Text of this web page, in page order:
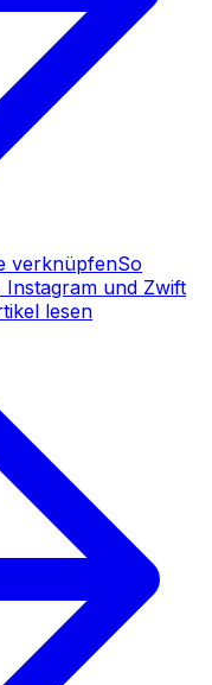
verknüpfenSo
und Zwift
lesen